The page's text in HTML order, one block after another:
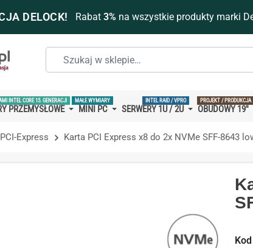
DELOCK! Rabat 3%na wszystkie produkty marki
PRZEMYSŁOWE
INTEL CORE 15. GENERACJI
MINI PC
MAŁE WYMIARY
SERWERY 1U / 2U
INTEL RAID / VPRO
OBUDOWY 19''
PROJEKT / PRODUKCJA
Express Karta PCI Express x8 do 2x NVMe SFF-8643